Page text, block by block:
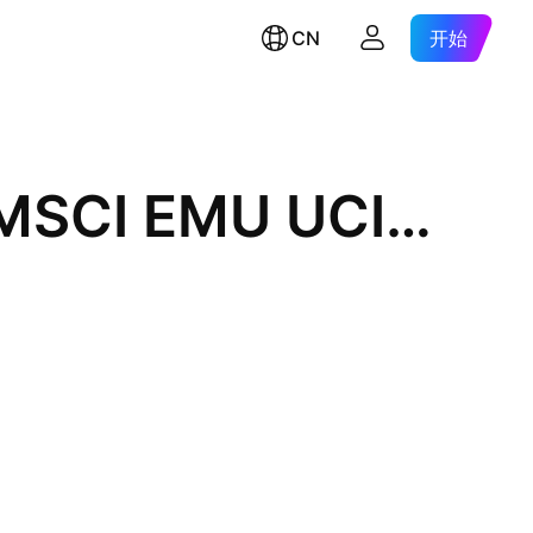
CN 开始
UBS ETF SICAV - UBS ETF - MSCI EMU UCITS ETF -(hedged to USD) A-acc- Capitalisation